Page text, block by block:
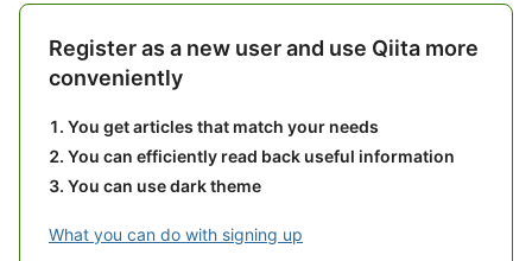
Register as a new user and use Qiita more
conveniently
You get articles that match your needs
You can efficiently read back useful information
You can use dark theme
What you can do with signing up